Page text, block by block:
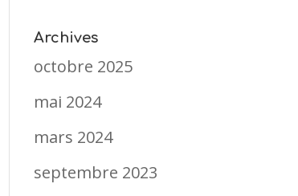
Archives
octobre 2025
mai 2024
mars 2024
septembre 2023